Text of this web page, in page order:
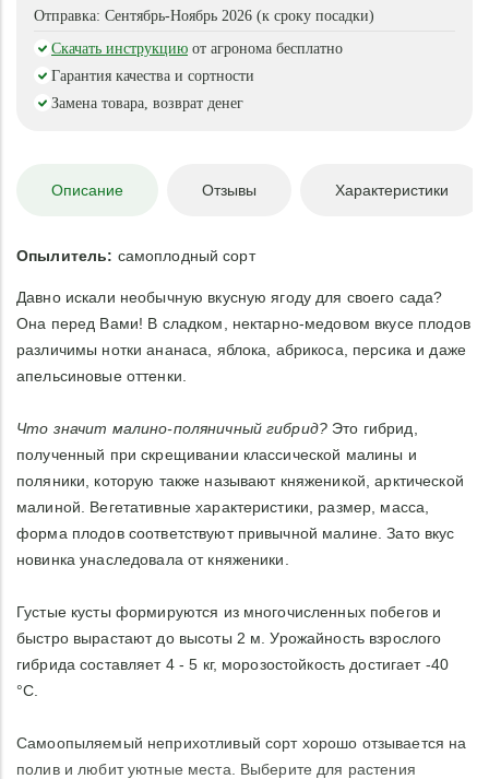
Отправка: Сентябрь-Ноябрь 2026 (к сроку посадки)
Скачать инструкцию от агронома бесплатно
Гарантия качества и сортности
Замена товара, возврат денег
Описание Отзывы Характеристики
Опылитель: самоплодный сорт
Давно искали необычную вкусную ягоду для своего сада?
Она перед Вами! В сладком, нектарно-медовом вкусе плодов
различимы нотки ананаса, яблока, абрикоса, персика и даже
апельсиновые оттенки.
Что значит малино-поляничный гибрид? Это гибрид,
полученный при скрещивании классической малины и
поляники, которую также называют княженикой, арктической
малиной. Вегетативные характеристики, размер, масса,
форма плодов соответствуют привычной малине. Зато вкус
новинка унаследовала от княженики.
Густые кусты формируются из многочисленных побегов и
быстро вырастают до высоты 2 м. Урожайность взрослого
гибрида составляет 4 - 5 кг, морозостойкость достигает -40
°C.
Самоопыляемый неприхотливый сорт хорошо отзывается на
полив и любит уютные места. Выберите для растения